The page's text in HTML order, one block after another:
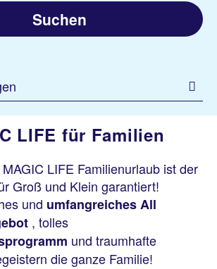
Suchen
LIFE für Familien
LIFE Familienurlaub ist der
Groß und Klein garantiert!
und umfangreiches All
, tolles
und traumhafte
die ganze Familie!